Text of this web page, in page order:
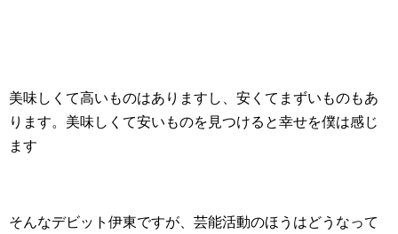
美味しくて高いものはありますし、安くてまずいものもあ
ります。美味しくて安いものを見つけると幸せを僕は感じ
ます
そんなデビット伊東ですが、芸能活動のほうはどうなって